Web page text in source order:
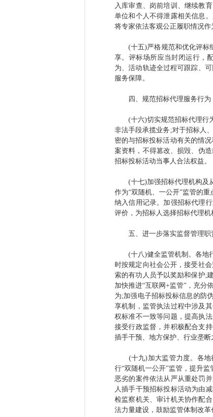
入库审查、岗前培训、继续教
单位和个人不得泄露相关信息
将专家依法客观公正履职情况
(十五)严格规范和优化评标组
享。评标场所应当封闭运行，
为、活动轨迹全过程可跟踪、
服务保障。
四、规范招标代理服务行为
(十六)切实规范招标代理行为
非法手段承揽业务;对于招标人
密的与招标投标活动有关的情
案资料，不得篡改、损毁、伪
招标投标活动当事人合法权益。
(十七)加强招标代理机构及从
作为“双随机、一公开”监管的
纳入信用记录。加强招标代理
评价，为招标人选择招标代理机
五、进一步落实监督管理职
(十八)健全监管机制。各地行
时按规定向社会公开，接受社
索的有功人员予以奖励和保护;
加快推进“互联网+监管”，充分
为;加强电子招标投标信息的防
享机制，监管执法过程中涉及
权标准不一致等问题，提高执
接受行政监督，并积极配合支
插手干预、地方保护、行业垄断
(十九)加大监管力度。各地行
行“双随机一公开”监管，提升
恶劣的案件依法从严从重处罚
人插手干预招标投标活动为由
检监察机关、审计机关协作配
法力量建设，鼓励监管体制改